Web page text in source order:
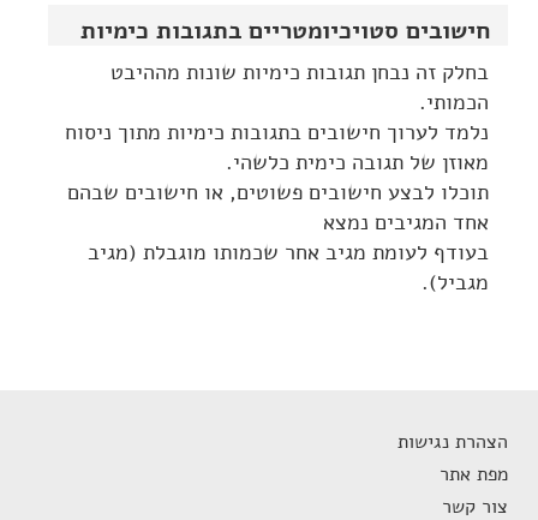
חישובים סטויכיומטריים בתגובות כימיות
בחלק זה נבחן תגובות כימיות שונות מההיבט
הכמותי.
נלמד לערוך חישובים בתגובות כימיות מתוך ניסוח
מאוזן של תגובה כימית כלשהי.
תוכלו לבצע חישובים פשוטים, או חישובים שבהם
אחד המגיבים נמצא
בעודף לעומת מגיב אחר שכמותו מוגבלת (מגיב
מגביל).
הצהרת נגישות
מפת אתר
צור קשר